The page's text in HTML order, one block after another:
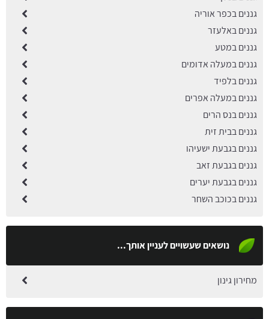
גננים בכפר אוריה
גננים באלעזר
גננים במטע
גננים במעלה אדומים
גננים בלפיד
גננים במעלה אפרים
גננים בנס הרים
גננים בבית זית
גננים בגבעת ישעיהו
גננים בגבעת זאב
גננים בגבעת יערים
גננים בכוכב השחר
נושאים שעשויים לעניין אותך...
מחירון גינון